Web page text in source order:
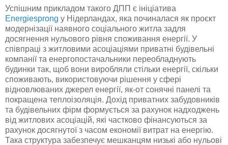
Успішним прикладом такого ДПП є ініціатива
Energiesprong у Нідерландах, яка починалася як проєкт
модернізації наявного соціального житла задля
досягнення нульового рівня споживання енергії. У
співпраці з житловими асоціаціями приватні будівельні
компанії та енергопостачальники переобладнують
будинки так, щоб вони виробляли стільки енергії, скільки
споживають, використовуючи рішення у сфері
відновлюваних джерел енергії, як-от сонячні панелі та
покращена теплоізоляція. Дохід приватних забудовників
та будівельних фірм формується за рахунок надходжень
від житлових асоціацій, які частково фінансуються за
рахунок досягнутої з часом економії витрат на енергію.
Така структура забезпечує мешканцям низькі або нульові